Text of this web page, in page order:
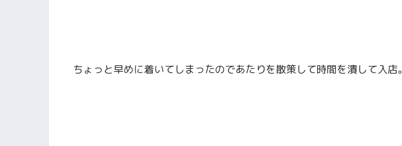
ちょっと早めに着いてしまったのであたりを散策して時間を潰して入店。